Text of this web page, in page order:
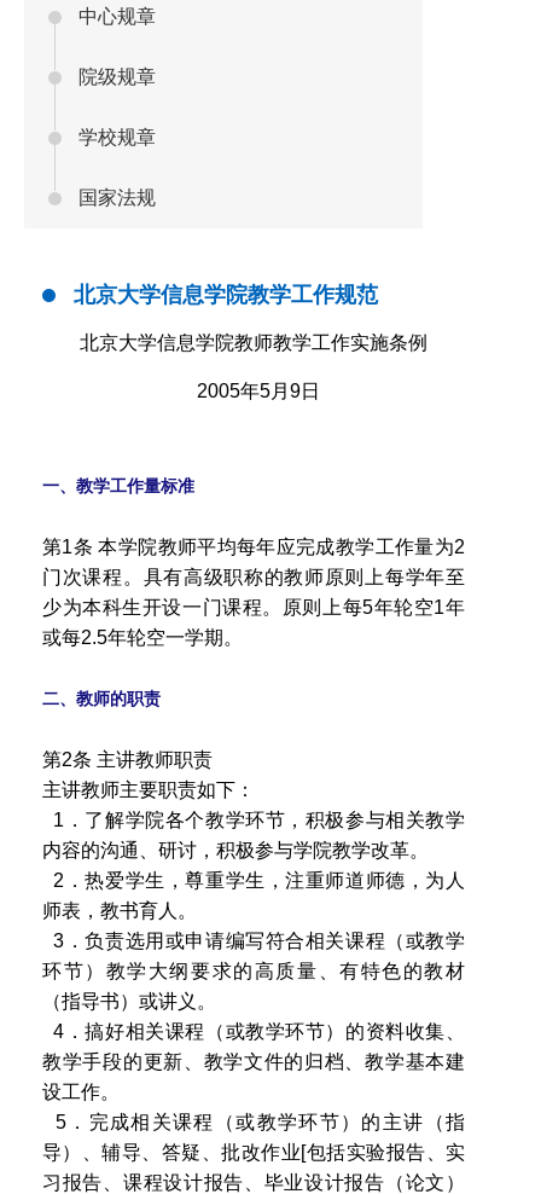
中心规章
院级规章
学校规章
国家法规
北京大学信息学院教学工作规范
北京大学信息学院教师教学工作实施条例
2005年5月9日
一、教学工作量标准
第1条 本学院教师平均每年应完成教学工作量为2
门次课程。具有高级职称的教师原则上每学年至
少为本科生开设一门课程。原则上每5年轮空1年
或每2.5年轮空一学期。
二、教师的职责
第2条 主讲教师职责
主讲教师主要职责如下：
1．了解学院各个教学环节，积极参与相关教学
内容的沟通、研讨，积极参与学院教学改革。
2．热爱学生，尊重学生，注重师道师德，为人
师表，教书育人。
3．负责选用或申请编写符合相关课程（或教学
环节）教学大纲要求的高质量、有特色的教材
（指导书）或讲义。
4．搞好相关课程（或教学环节）的资料收集、
教学手段的更新、教学文件的归档、教学基本建
设工作。
5．完成相关课程（或教学环节）的主讲（指
导）、辅导、答疑、批改作业[包括实验报告、实
习报告、课程设计报告、毕业设计报告（论文）